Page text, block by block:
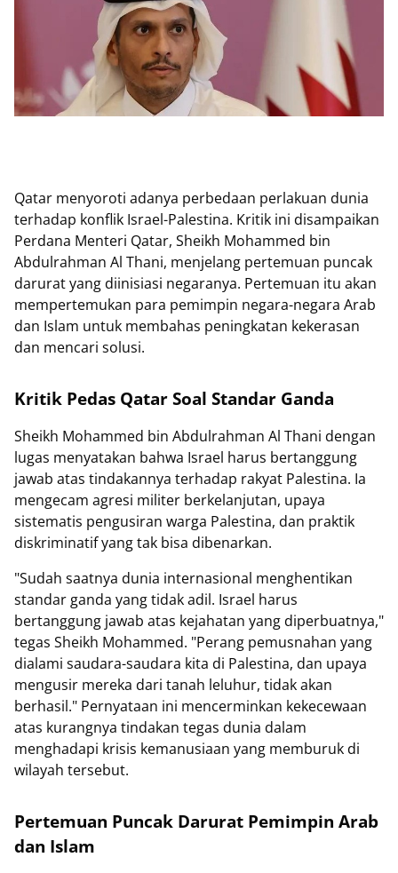
Qatar menyoroti adanya perbedaan perlakuan dunia
terhadap konflik Israel-Palestina. Kritik ini disampaikan
Perdana Menteri Qatar, Sheikh Mohammed bin
Abdulrahman Al Thani, menjelang pertemuan puncak
darurat yang diinisiasi negaranya. Pertemuan itu akan
mempertemukan para pemimpin negara-negara Arab
dan Islam untuk membahas peningkatan kekerasan
dan mencari solusi.
Kritik Pedas Qatar Soal Standar Ganda
Sheikh Mohammed bin Abdulrahman Al Thani dengan
lugas menyatakan bahwa Israel harus bertanggung
jawab atas tindakannya terhadap rakyat Palestina. Ia
mengecam agresi militer berkelanjutan, upaya
sistematis pengusiran warga Palestina, dan praktik
diskriminatif yang tak bisa dibenarkan.
"Sudah saatnya dunia internasional menghentikan
standar ganda yang tidak adil. Israel harus
bertanggung jawab atas kejahatan yang diperbuatnya,"
tegas Sheikh Mohammed. "Perang pemusnahan yang
dialami saudara-saudara kita di Palestina, dan upaya
mengusir mereka dari tanah leluhur, tidak akan
berhasil." Pernyataan ini mencerminkan kekecewaan
atas kurangnya tindakan tegas dunia dalam
menghadapi krisis kemanusiaan yang memburuk di
wilayah tersebut.
Pertemuan Puncak Darurat Pemimpin Arab
dan Islam